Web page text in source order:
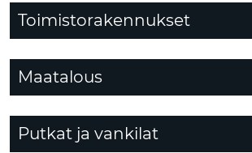
Toimistorakennukset
Maatalous
Putkat ja vankilat